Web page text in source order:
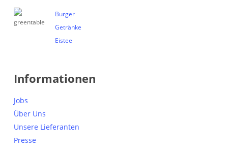
Burger
Getränke
Eistee
Informationen
Jobs
Über Uns
Unsere Lieferanten
Presse